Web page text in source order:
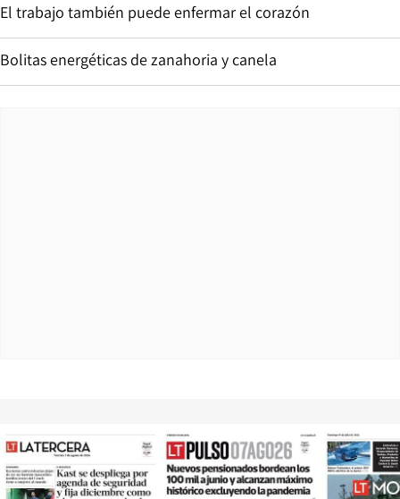
El trabajo también puede enfermar el corazón
Bolitas energéticas de zanahoria y canela
Opens in new window Opens in